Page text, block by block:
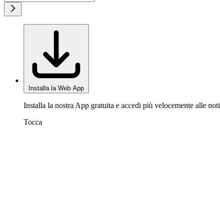
Installa la Web App
Installa la nostra App gratuita e accedi più velocemente alle
Tocca